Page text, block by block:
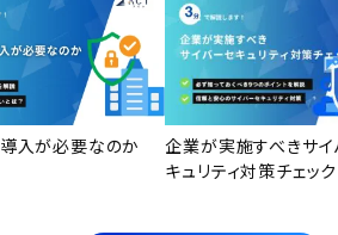
入が必要なのか
企業が実施すべきサイ
キュリティ対策チェック